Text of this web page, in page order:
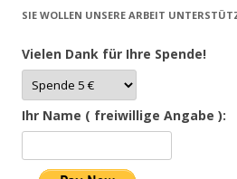
SIE WOLLEN UNSERE ARBEIT
Vielen Dank für Ihre Spende!
Ihr Name ( freiwillige Angabe ):